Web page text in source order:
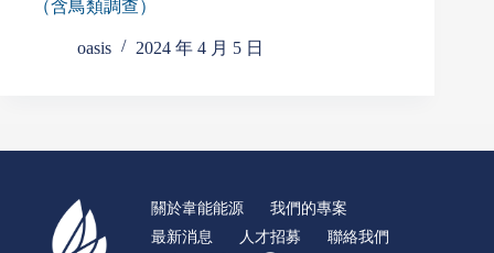
（含鳥類調查）
oasis 2024 年 4 月 5 日
關於韋能能源
我們的專案
最新消息
人才招募 聯絡我們